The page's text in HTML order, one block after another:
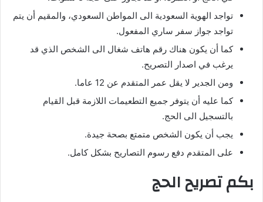
تواجد الهوية السعودية الى المواطن السعودي، والمقيم أن يتم
تواجد جواز سفر ساري المفعول.
كما أن يكون هناك رقم هاتف شغال الى الشخص الذي قد
يرغب في اصدار التصريح.
ومن الجدير لا يقل عمر المتقدم عن 12 عاما.
كما عليه أن يتوفر جميع التطعيمات اللازمة قبل القيام
بالتسجيل الى الحج.
يجب أن يكون الشخص متمتع بصحة جيدة.
على المتقدم دفع رسوم التصاريح بشكل كامل.
بكم تصريح الحج